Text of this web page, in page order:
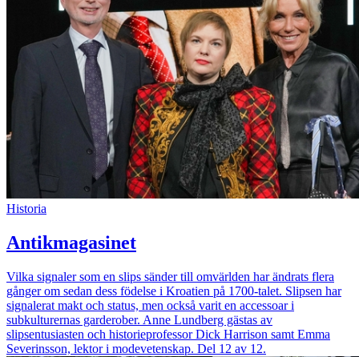
Historia
Antikmagasinet
Vilka signaler som en slips sänder till omvärlden har ändrats flera
gånger om sedan dess födelse i Kroatien på 1700-talet. Slipsen har
signalerat makt och status, men också varit en accessoar i
subkulturernas garderober. Anne Lundberg gästas av
slipsentusiasten och historieprofessor Dick Harrison samt Emma
Severinsson, lektor i modevetenskap. Del 12 av 12.